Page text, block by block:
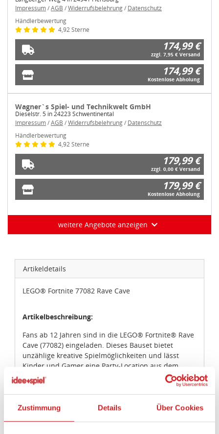
Zustimmung Details Über Cookies
Impressum/AGB /Widerrufsbelehrung/ Datenschutz
Händlerbewertung
4,92 Sterne
174,99 €
zzgl. 7,95 € Versand
174,99 €
Kostenlose Abholung
Wagner`s Spiel- und Technikwelt GmbH
Dieselstr. 5 in 24223 Schwentinental
Impressum/AGB /Widerrufsbelehrung/ Datenschutz
Händlerbewertung
4,92 Sterne
179,99 €
zzgl. 0,00 € Versand
179,99 €
Kostenlose Abholung
weitere Angebote anzeigen
Artikeldetails
LEGO® Fortnite 77082 Rave Cave
Artikelbeschreibung:
Fans ab 12 Jahren sind in die LEGO® Fortnite® Rave
Cave (77082) eingeladen. Dieses Bauset bietet
unzählige kreative Spielmöglichkeiten und lässt
Kinder und Gamer eine Party-Location aus dem
Videospiel LEGO Fortnite nachbilden. Steck den
unverwechselbaren Kopf der Kuschelbeauftragten,
den Berg und die funktionierende Achterbahn
zusammen und bestaune dann alle Details. Ein